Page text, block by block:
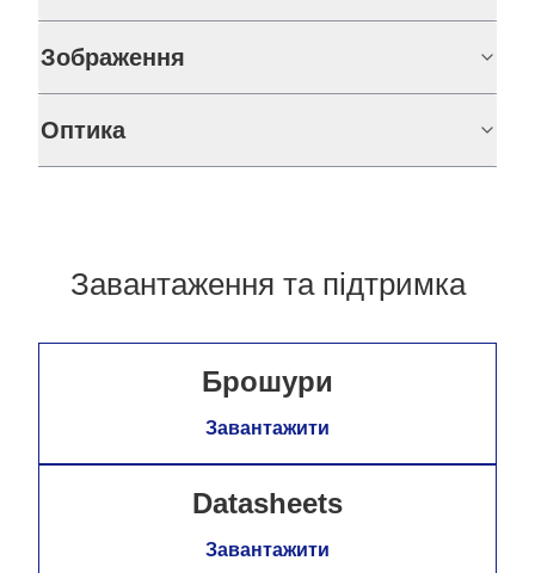
Зображення
Оптика
Завантаження та підтримка
Брошури
Завантажити
Datasheets
Завантажити